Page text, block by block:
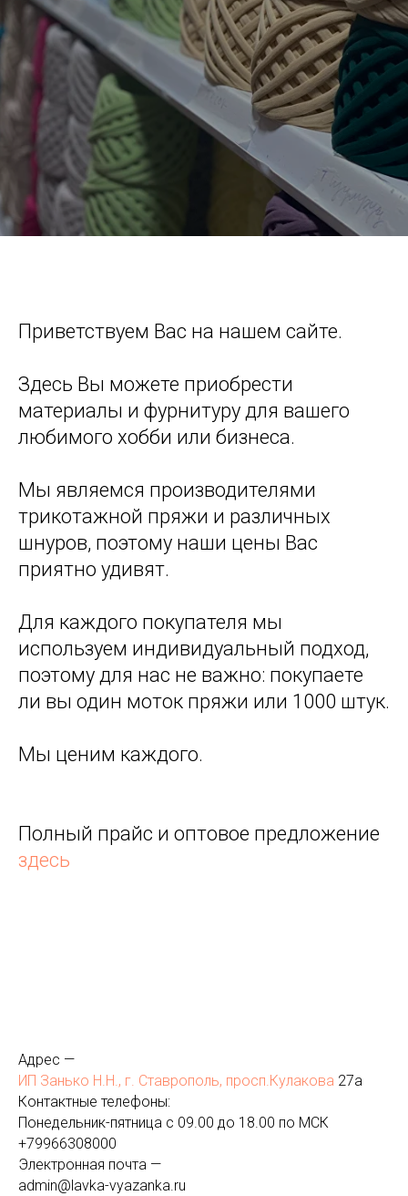
Приветствуем Вас на нашем сайте.
Здесь Вы можете приобрести
материалы и фурнитуру для вашего
любимого хобби или бизнеса.
Мы являемся производителями
трикотажной пряжи и различных
шнуров, поэтому наши цены Вас
приятно удивят.
Для каждого покупателя мы
используем индивидуальный подход,
поэтому для нас не важно: покупаете
ли вы один моток пряжи или 1000 штук.
Мы ценим каждого.
Полный прайс и оптовое предложение
здесь
Адрес —
ИП Занько Н.Н., г. Ставрополь, просп.Кулакова 27а
Контактные телефоны:
Понедельник-пятница с 09.00 до 18.00 по МСК
+79966308000
Электронная почта —
admin@lavka-vyazanka.ru